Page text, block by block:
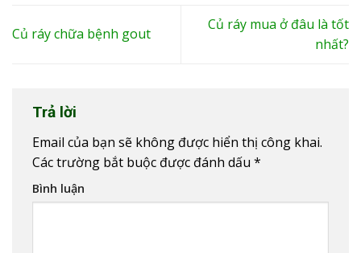
Củ ráy chữa bệnh gout
Củ ráy mua ở đâu là tốt
nhất?
Trả lời
Email của bạn sẽ không được hiển thị công khai.
Các trường bắt buộc được đánh dấu *
Bình luận